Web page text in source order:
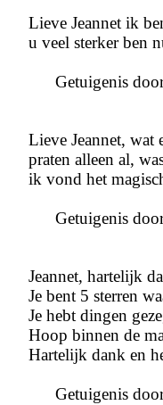
Lieve Jeannet ik
u veel sterker ben
Getuigenis
Lieve Jeannet,
praten alleen al,
ik vond het
Getuigenis
Jeannet, hartelijk
Je bent 5 sterren
Je hebt dingen
Hoop binnen de
Hartelijk dank en
Getuigenis